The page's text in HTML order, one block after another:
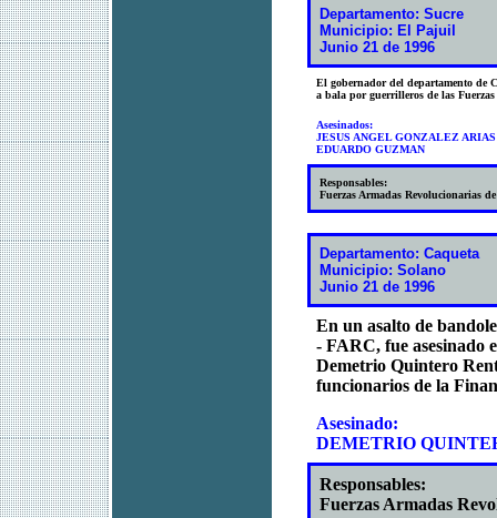
Departamento: Sucre
Municipio: El Pajuil
Junio 21 de 1996
El gobernador del departamento de
a bala por guerrilleros de las
Asesinados:
JESUS ANGEL GONZALEZ ARIAS
EDUARDO GUZMAN
Responsables:
Fuerzas Armadas Revolucionarias
Departamento: Caqueta
Municipio: Solano
Junio 21 de 1996
En un asalto de
- FARC, fue asesinado
Demetrio Quintero
funcionarios de la
Asesinado:
DEMETRIO
Responsables:
Fuerzas Armadas